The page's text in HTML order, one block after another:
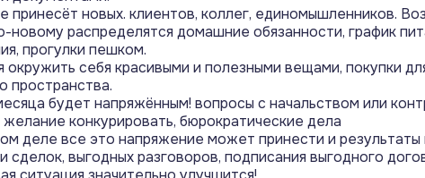
принесёт новых. клиентов, коллег, единомышленников.
новому распределятся домашние обязанности, график
прогулки пешком.
окружить себя красивыми и полезными вещами, покупки
пространства.
будет напряжённым! вопросы с начальством или
желание конкурировать, бюрократические дела
деле все это напряжение может принести и результаты
сделок, выгодных разговоров, подписания выгодного